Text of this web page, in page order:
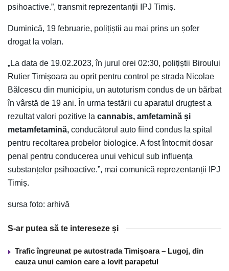
psihoactive.”, transmit reprezentanții IPJ Timiș.
Duminică, 19 februarie, polițiștii au mai prins un șofer
drogat la volan.
„La data de 19.02.2023, în jurul orei 02:30, polițiștii Biroului
Rutier Timişoara au oprit pentru control pe strada Nicolae
Bălcescu din municipiu, un autoturism condus de un bărbat
în vârstă de 19 ani. În urma testării cu aparatul drugtest a
rezultat valori pozitive la cannabis, amfetamină și
metamfetamină, conducătorul auto fiind condus la spital
pentru recoltarea probelor biologice. A fost întocmit dosar
penal pentru conducerea unui vehicul sub influența
substanțelor psihoactive.”, mai comunică reprezentanții IPJ
Timiș.
sursa foto: arhivă
S-ar putea să te intereseze și
Trafic îngreunat pe autostrada Timişoara – Lugoj, din
cauza unui camion care a lovit parapetul